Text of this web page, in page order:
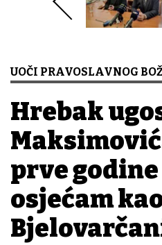
UOČI PRAVOSLAVNOG
Hrebak
prve godine
osjećam